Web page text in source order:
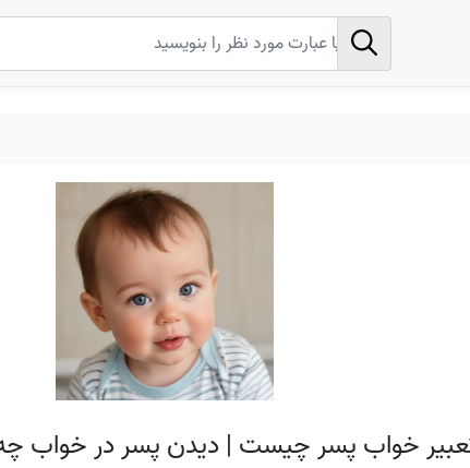
خواب پسر چیست | دیدن پسر در خواب